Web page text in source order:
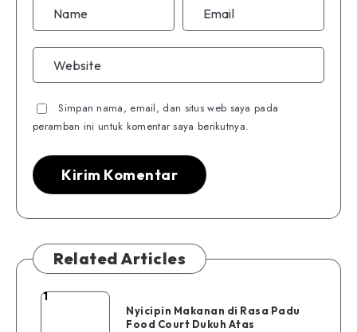
Simpan nama, email, dan situs web saya pada
peramban ini untuk komentar saya berikutnya.
Related Articles
Nyicipin
1
Nyicipin Makanan di Rasa Padu
Food Court Dukuh Atas